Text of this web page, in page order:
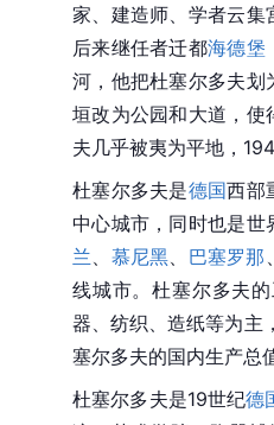
家、建造师、学者云集
后来继任者迁都海德堡
河，他把杜塞尔多夫划
垣改为公园和大道，
夫几乎被夷为平地，
杜塞尔多夫是德国西部
中心城市，同时也是世
兰
慕尼黑 巴塞罗那
线城市。杜塞尔多夫
器、纺织、造纸等为主
塞尔多夫的国内生产总
杜塞尔多夫是19世纪德